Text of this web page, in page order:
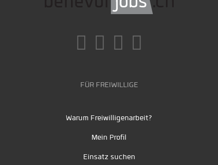
FÜR FREIWILLIGE
Warum Freiwilligenarbeit?
Mein Profil
Einsatz suchen